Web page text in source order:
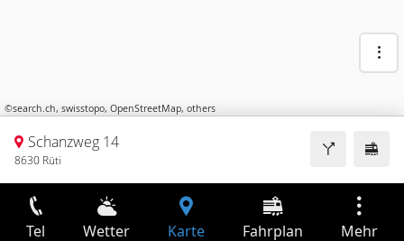
©search.ch, swisstopo, OpenStreetMap, others
Schanzweg 14
8630 Rüti
Tel Wetter Karte Fahrplan Mehr